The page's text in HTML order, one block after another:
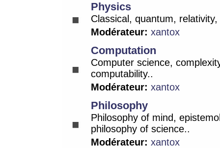
Physics
Classical, quantum,
Modérateur: xantox
Computation
Computer science,
computability..
Modérateur: xantox
Philosophy
Philosophy of mind,
philosophy of science..
Modérateur: xantox